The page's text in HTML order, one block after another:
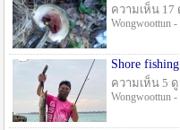
ความเห็น 17
Wongwoottun -
Shore
ความเห็น 5 ดู
Wongwoottun -